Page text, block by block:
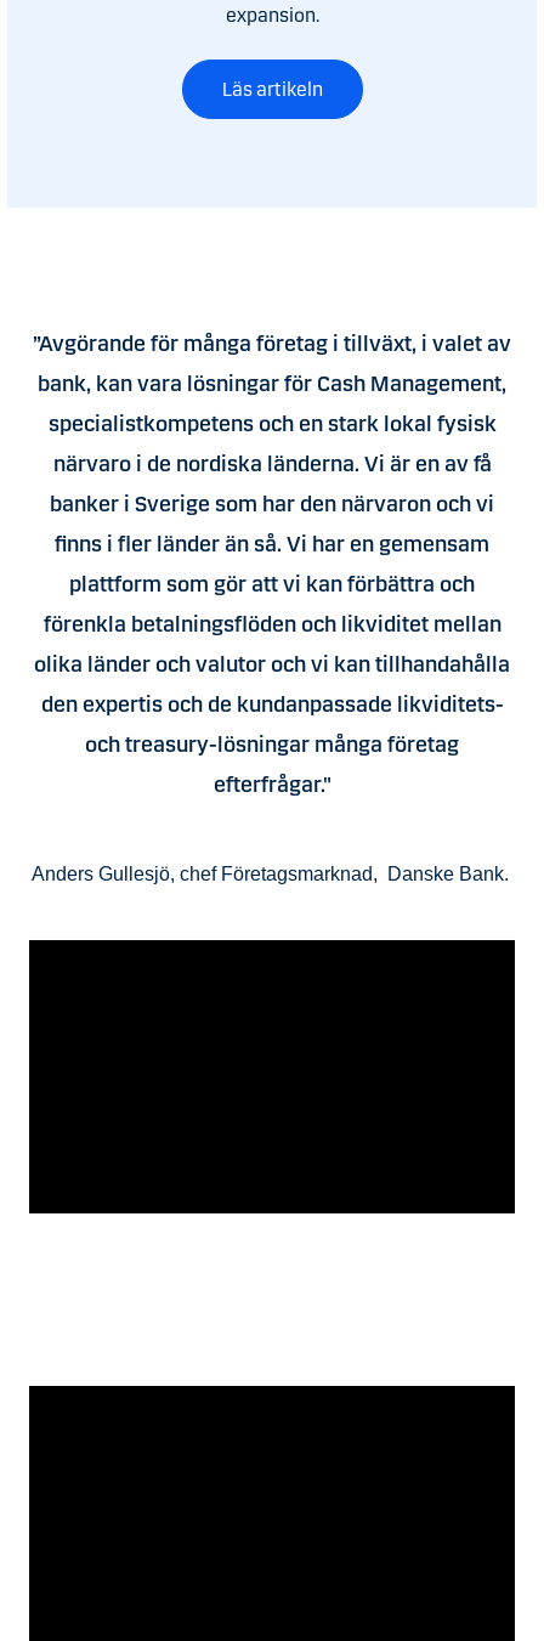
expansion.
Läs artikeln
”Avgörande för många företag i tillväxt, i valet av
bank, kan vara lösningar för Cash Management,
specialistkompetens och en stark lokal fysisk
närvaro i de nordiska länderna. Vi är en av få
banker i Sverige som har den närvaron och vi
finns i fler länder än så. Vi har en gemensam
plattform som gör att vi kan förbättra och
förenkla betalningsflöden och likviditet mellan
olika länder och valutor och vi kan tillhandahålla
den expertis och de kundanpassade likviditets-
och treasury-lösningar många företag
efterfrågar."
Anders Gullesjö, chef Företagsmarknad, Danske Bank.